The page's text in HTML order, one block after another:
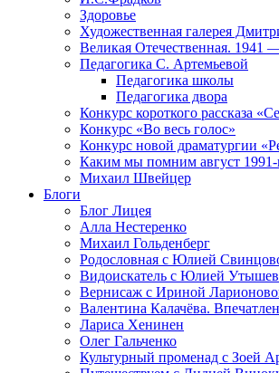
Здоровье
Художественная галерея
Великая Отечественная. 1941
Педагогика С. Артемьевой
Педагогика школы
Педагогика двора
Конкурс короткого рассказа
Конкурс «Во весь голос»
Конкурс новой драматургии
Каким мы помним август
Михаил Швейцер
Блоги
Блог Лицея
Алла Нестеренко
Михаил Гольденберг
Родословная с Юлией
Видоискатель с Юлией
Вернисаж с Ириной
Валентина Калачёва.
Лариса Хенинен
Олег Гальченко
Культурный променад с Зоей